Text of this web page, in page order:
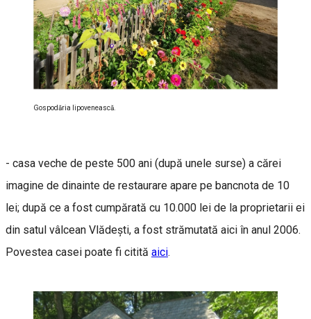
Gospodăria lipovenească.
- casa veche de peste 500 ani (după unele surse) a cărei
imagine de dinainte de restaurare apare pe bancnota de 10
lei; după ce a fost cumpărată cu 10.000 lei de la proprietarii ei
din satul vâlcean Vlădeşti, a fost strămutată aici în anul 2006.
Povestea casei poate fi citită aici.